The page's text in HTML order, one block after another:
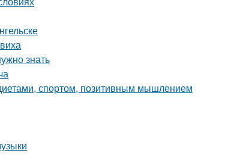
знать
спортом, позитивным мышлением